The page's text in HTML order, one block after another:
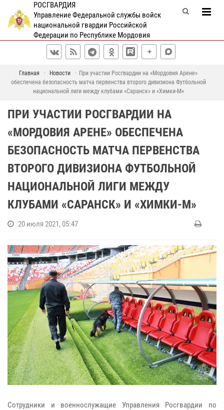
РОСГВАРДИЯ
Управление Федеральной службы войск
национальной гвардии Российской
Федерации по Республике Мордовия
Главная Новости
При участии Росгвардии на «Мордовия Арене»
обеспечена безопасность матча первенства второго дивизиона Футбольной
национальной лиги между клубами «Саранск» и «Химки-М»
ПРИ УЧАСТИИ РОСГВАРДИИ НА
«МОРДОВИЯ АРЕНЕ» ОБЕСПЕЧЕНА
БЕЗОПАСНОСТЬ МАТЧА ПЕРВЕНСТВА
ВТОРОГО ДИВИЗИОНА ФУТБОЛЬНОЙ
НАЦИОНАЛЬНОЙ ЛИГИ МЕЖДУ
КЛУБАМИ «САРАНСК» И «ХИМКИ-М»
20 июля 2021, 05:47
Сотрудники и военнослужащие Управления Росгвардии по